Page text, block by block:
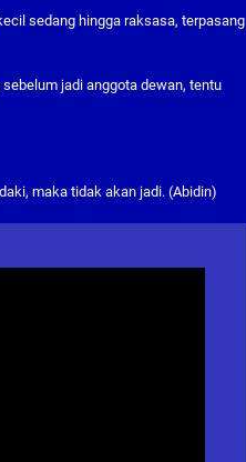
sedang hingga raksasa, terpasang
jadi anggota dewan, tentu
maka tidak akan jadi. (Abidin)